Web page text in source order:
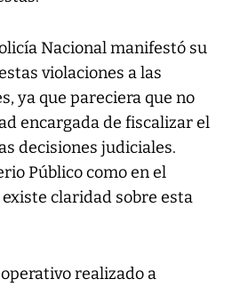
Nacional manifestó su
violaciones a las
ya que pareciera que no
encargada de fiscalizar el
decisiones judiciales.
Público como en el
claridad sobre esta
realizado a